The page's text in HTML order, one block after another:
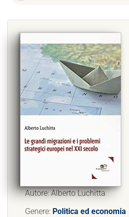
Autore: Alberto Luchitta
Genere: Politica ed economia